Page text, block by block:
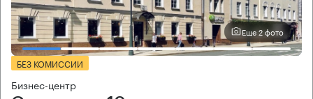
Еще 2 фото
БЕЗ КОМИССИИ
Бизнес-центр